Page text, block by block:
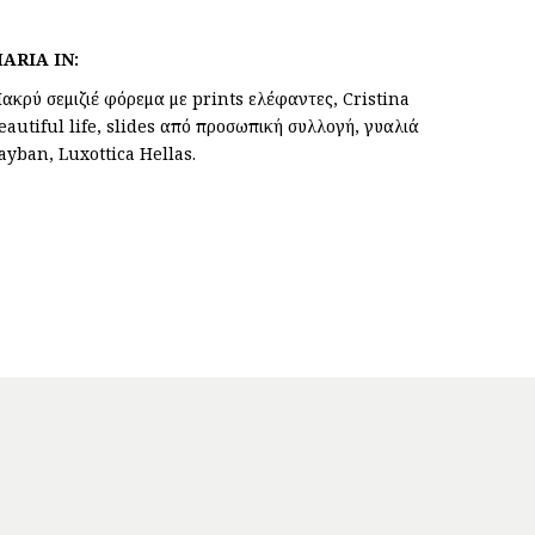
IN:
σεμιζιέ φόρεμα με prints ελέφαντες, Cristina
life, slides από προσωπική συλλογή, γυαλιά
Luxottica Hellas.